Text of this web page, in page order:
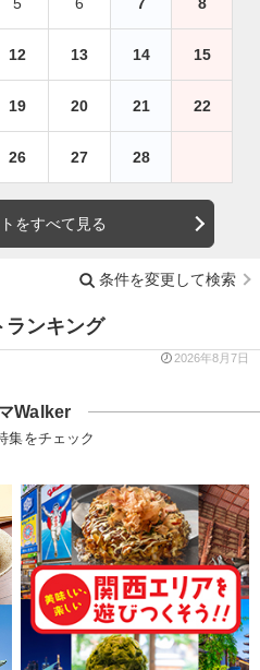
12 13 14 15
19 20 21 22
26 27 28
をすべて見る
条件を変更して検索
ランキング
2026年8月7日
Walker
集をチェック